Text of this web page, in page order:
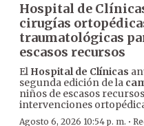
Hospital de
cirugías
traumatológicas
escasos recursos
El Hospital de Clínicas
segunda edición de la
niños de escasos
intervenciones
Agosto 6, 2026 10:54 p. m. ·